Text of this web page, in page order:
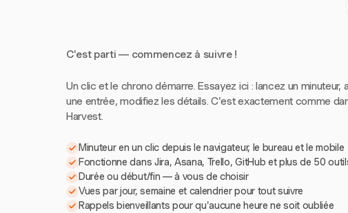
C'est parti — commencez à suivre !
Un clic et le chrono démarre. Essayez ici : lancez un minuteur,
une entrée, modifiez les détails. C'est exactement comme
Harvest.
Minuteur en un clic depuis le navigateur, le bureau et le mobile
Fonctionne dans Jira, Asana, Trello, GitHub et plus de 50
Durée ou début/fin — à vous de choisir
Vues par jour, semaine et calendrier pour tout suivre
Rappels bienveillants pour qu'aucune heure ne soit oubliée